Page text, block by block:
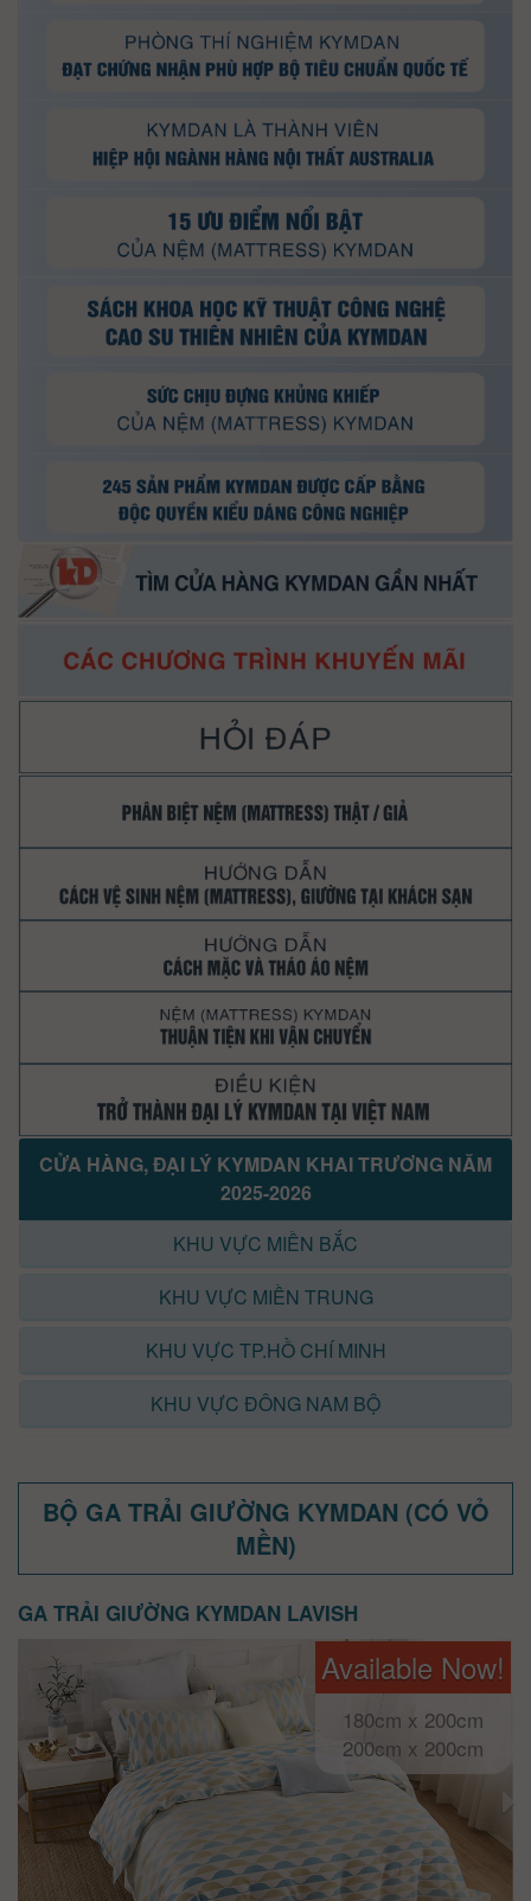
CỬA HÀNG, ĐẠI LÝ KYMDAN KHAI TRƯƠNG NĂM
2025-2026
KHU VỰC MIỀN BẮC
KHU VỰC MIỀN TRUNG
KHU VỰC TP.HỒ CHÍ MINH
KHU VỰC ĐÔNG NAM BỘ
BỘ GA TRẢI GIƯỜNG KYMDAN (CÓ VỎ
MỀN)
GA TRẢI GIƯỜNG KYMDAN LAVISH
Available Now!
180cm x 200cm
200cm x 200cm